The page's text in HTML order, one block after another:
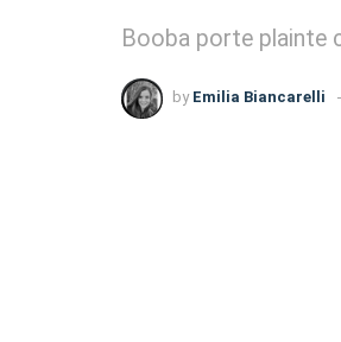
Booba porte plainte
by Emilia Biancarelli